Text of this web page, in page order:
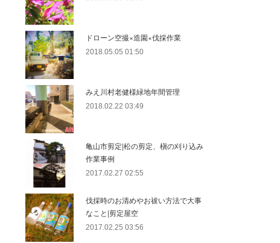
ドローン空撮×造園×伐採作業
2018.05.05 01:50
みえ川村老健様緑地年間管理
2018.02.22 03:49
亀山市剪定|松の剪定、槇の刈り込み
作業事例
2017.02.27 02:55
伐採時のお清めやお祓い方法で大事
なこと|剪定屋空
2017.02.25 03:56